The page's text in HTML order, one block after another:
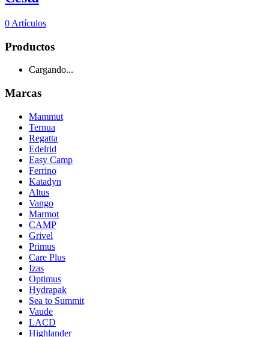
0 Artículos
Productos
Cargando...
Marcas
Mammut
Ternua
Regatta
Edelrid
Easy Camp
Ferrino
Katadyn
Altus
Vango
Marmot
CAMP
Grivel
Primus
Care Plus
Izas
Optimus
Hydrapak
Sea to Summit
Vaude
LACD
Highlander